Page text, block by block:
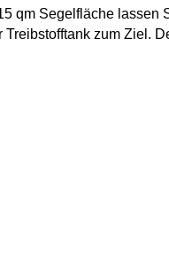
qm Segelfläche lassen
zum Ziel.